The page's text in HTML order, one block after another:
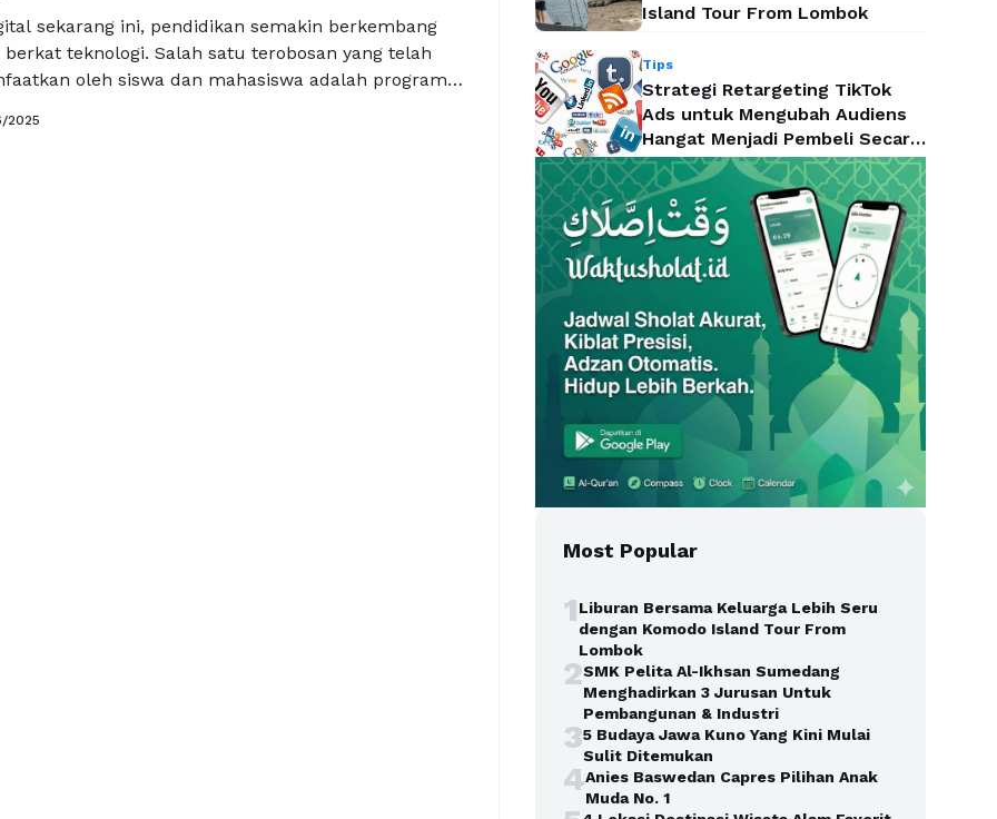
sekarang ini, pendidikan semakin berkembang
berkat teknologi. Salah satu terobosan yang telah
oleh siswa dan mahasiswa adalah program
tentang tryout online sejarah modern, penting
2025
Island Tour From Lombok
Tips
Strategi Retargeting TikTok
Ads untuk Mengubah Audiens
Hangat Menjadi Pembeli Secara
Efektif
Most Popular
1Liburan Bersama Keluarga Lebih Seru
dengan Komodo Island Tour From
Lombok
2SMK Pelita Al-Ikhsan Sumedang
Menghadirkan 3 Jurusan Untuk
Pembangunan & Industri
35 Budaya Jawa Kuno Yang Kini Mulai
Sulit Ditemukan
4Anies Baswedan Capres Pilihan Anak
Muda No. 1